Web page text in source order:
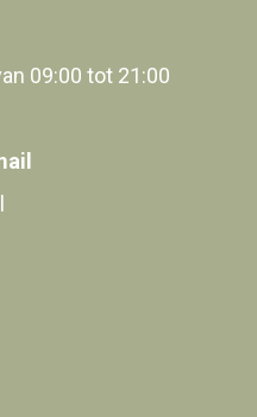
09:00 tot 21:00